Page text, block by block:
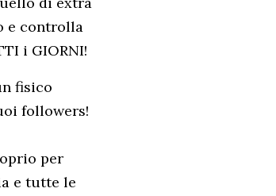
e controlla
i GIORNI!
fisico
followers!
per
e tutte le